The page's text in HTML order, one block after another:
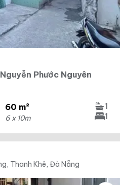
Phước Nguyên
60 m²
6 x 10m
1
1
Thanh Khê, Đà Nẵng